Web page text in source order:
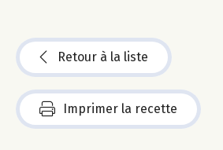
Retour à la liste
Imprimer la recette